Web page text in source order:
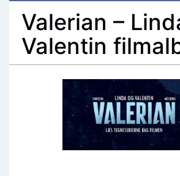
Valerian –
Valentin